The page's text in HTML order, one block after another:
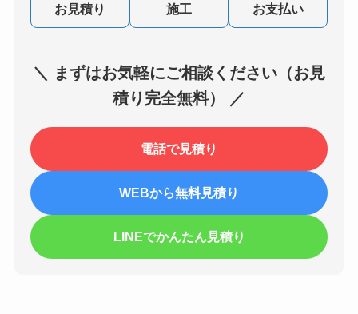
お見積り 施工 お支払い
＼ まずはお気軽にご相談ください（お見
積り完全無料） ／
電話で見積り
WEBから無料見積り
LINEでかんたん見積り